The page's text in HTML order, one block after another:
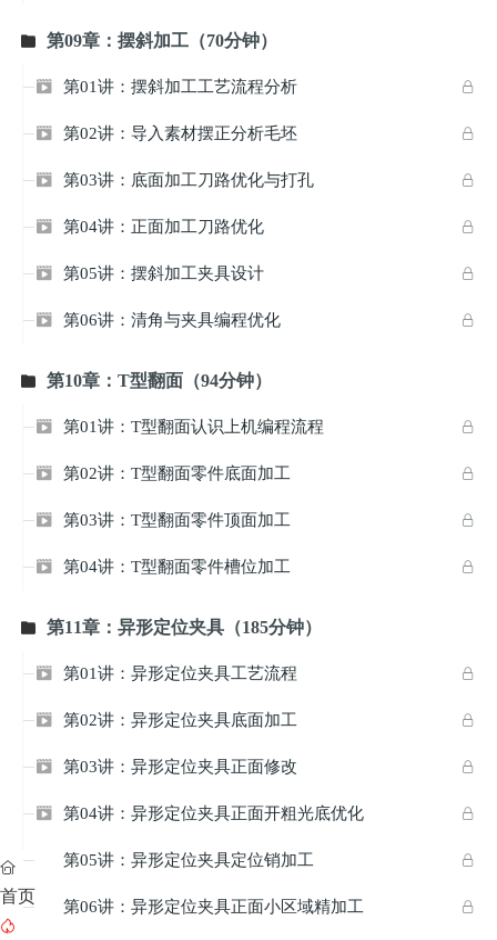
 第09章：摆斜加工（70分钟）

 第01讲：摆斜加工工艺流程分析

 第02讲：导入素材摆正分析毛坯

 第03讲：底面加工刀路优化与打孔

 第04讲：正面加工刀路优化

 第05讲：摆斜加工夹具设计

 第06讲：清角与夹具编程优化
 第10章：T型翻面（94分钟）

 第01讲：T型翻面认识上机编程流程

 第02讲：T型翻面零件底面加工

 第03讲：T型翻面零件顶面加工

 第04讲：T型翻面零件槽位加工
 第11章：异形定位夹具（185分钟）

 第01讲：异形定位夹具工艺流程

 第02讲：异形定位夹具底面加工

 第03讲：异形定位夹具正面修改

 第04讲：异形定位夹具正面开粗光底优化

第05讲：异形定位夹具定位销加工

第06讲：异形定位夹具正面小区域精加工

首页
